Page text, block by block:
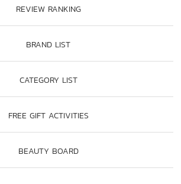
REVIEW RANKING
BRAND LIST
CATEGORY LIST
FREE GIFT ACTIVITIES
BEAUTY BOARD